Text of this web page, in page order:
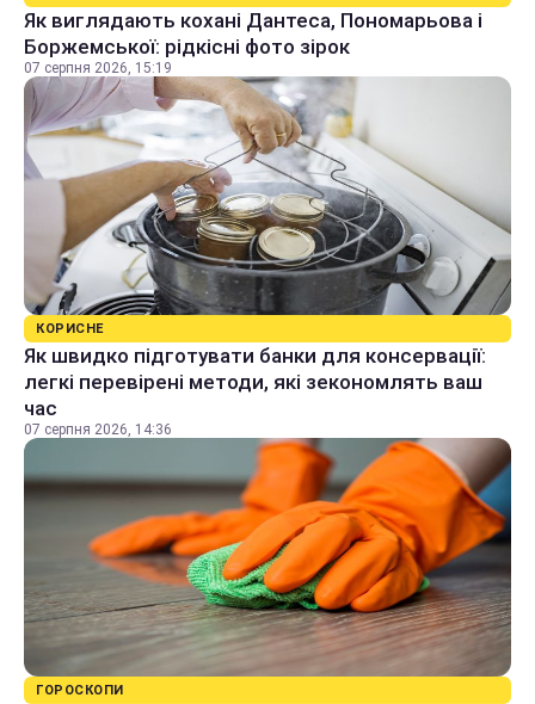
Як виглядають кохані Дантеса, Пономарьова і
Боржемської: рідкісні фото зірок
07 серпня 2026, 15:19
КОРИСНЕ
Як швидко підготувати банки для консервації:
легкі перевірені методи, які зекономлять ваш
час
07 серпня 2026, 14:36
ГОРОСКОПИ